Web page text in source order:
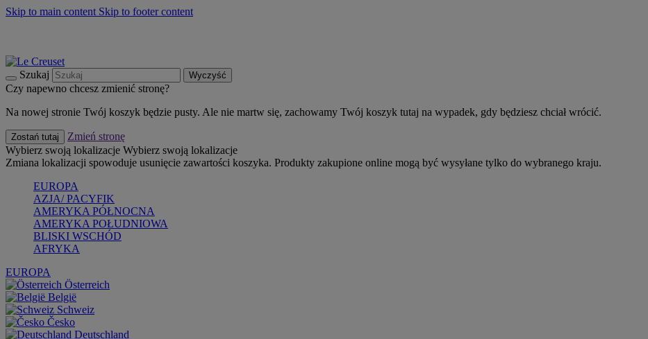
Skip to main content Skip to footer content
Szukaj Wyczyść
Czy napewno chcesz zmienić stronę?
Na nowej stronie Twój koszyk będzie pusty. Ale nie martw się, zachowamy Twój koszyk tutaj na wypadek, gdy będziesz chciał wrócić.
Zostań tutaj
Zmień stronę
Wybierz swoją lokalizacje Wybierz swoją lokalizacje
Zmiana lokalizacji spowoduje usunięcie zawartości koszyka. Produkty zakupione online mogą być wysyłane tylko do wybranego kraju.
EUROPA
AZJA/ PACYFIK
AMERYKA PÓŁNOCNA
AMERYKA POŁUDNIOWA
BLISKI WSCHÓD
AFRYKA
EUROPA
Österreich
België
Schweiz
Česko
Deutschland